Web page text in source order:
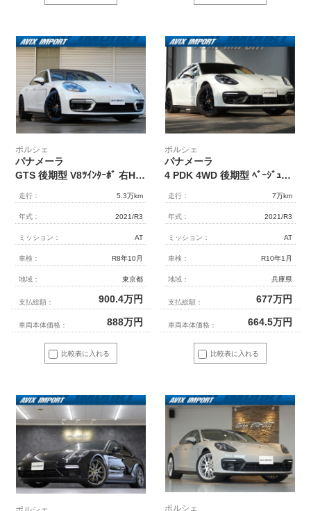
比較表に入れる
ポルシェ
パナメーラ
GTS 後期型 V8ﾂｲﾝﾀｰﾎﾞ 右H正規D車 ｽﾎﾟｸﾛ ﾊﾟﾉﾗﾏR 黒半革 18Wayﾊﾟﾜｰｼｰﾄ 全席ｼｰﾄﾋｰﾀｰ 4+1ｼｰﾄ PCMﾅﾋﾞ BOSE ｱﾝﾋﾞｴﾝﾄﾗｲﾄ 全周C&PAS ACC&LCA&LKA LEDﾏﾄﾘｯｸｽﾍｯﾄﾞﾗｲﾄ(PDLSﾌﾟﾗｽ付) ｿﾌﾄｸﾛｰｽﾞD PASMｴｱｻｽ ｽﾎﾟｴｸﾞ 赤ｷｬﾘﾊﾟｰ 純正20AW 禁煙
走行： 5.3万km
年式： 2021/R3
ミッション： AT
車検： R8年10月
地域： 東京都
支払総額： 900.4万円
車両本体価格： 888万円
比較表に入れる
ポルシェ
パナメーラ
4 PDK 4WD 後期型 ﾍﾞｰｼﾞｭ革 ｽﾎﾟｰﾂｸﾛﾉPKG ACC ｴﾝﾄﾘｰD ﾏﾄﾘｯｸｽLED(PDLS+) PASMｴｱｻｽ ｼｰﾄﾋｰﾀｰ ﾍﾞﾝﾁﾚｰｼｮﾝ ﾏｯｻｰｼﾞ 14WAY LCA LKA PCMﾅﾋﾞ AppleCarPlay 360°ｶﾒﾗ HUD ｿﾌﾄｸﾛｰｽﾞﾄﾞｱ ｽﾃｱﾘﾝｸﾞﾋｰﾀｰ ﾊﾟﾜｽﾃﾌﾟﾗｽ BOSE 純正19AW 禁煙 正規D車
走行： 7万km
年式： 2021/R3
ミッション： AT
車検： R10年1月
地域： 兵庫県
支払総額： 677万円
車両本体価格： 664.5万円
ポルシェ